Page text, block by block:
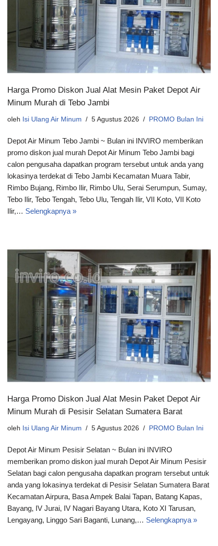
Harga Promo Diskon Jual Alat Mesin Paket Depot Air
Minum Murah di Tebo Jambi
oleh Isi Ulang Air Minum 5 Agustus 2026 PROMO Bulan Ini
Depot Air Minum Tebo Jambi ~ Bulan ini INVIRO memberikan
promo diskon jual murah Depot Air Minum Tebo Jambi bagi
calon pengusaha dapatkan program tersebut untuk anda yang
lokasinya terdekat di Tebo Jambi Kecamatan Muara Tabir,
Rimbo Bujang, Rimbo Ilir, Rimbo Ulu, Serai Serumpun, Sumay,
Tebo Ilir, Tebo Tengah, Tebo Ulu, Tengah Ilir, VII Koto, VII Koto
Ilir,… Selengkapnya »
Harga Promo Diskon Jual Alat Mesin Paket Depot Air
Minum Murah di Pesisir Selatan Sumatera Barat
oleh Isi Ulang Air Minum 5 Agustus 2026 PROMO Bulan Ini
Depot Air Minum Pesisir Selatan ~ Bulan ini INVIRO
memberikan promo diskon jual murah Depot Air Minum Pesisir
Selatan bagi calon pengusaha dapatkan program tersebut untuk
anda yang lokasinya terdekat di Pesisir Selatan Sumatera Barat
Kecamatan Airpura, Basa Ampek Balai Tapan, Batang Kapas,
Bayang, IV Jurai, IV Nagari Bayang Utara, Koto XI Tarusan,
Lengayang, Linggo Sari Baganti, Lunang,… Selengkapnya »